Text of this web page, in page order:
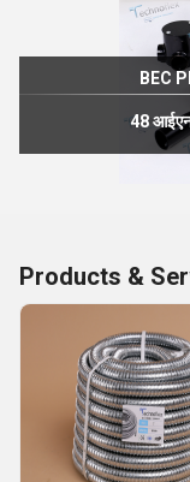
BEC
48
Products &